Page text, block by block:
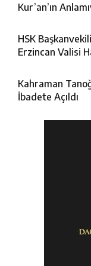
Kur’an’ın
HSK
Erzincan Valisi
Kahraman
İbadete Açıldı